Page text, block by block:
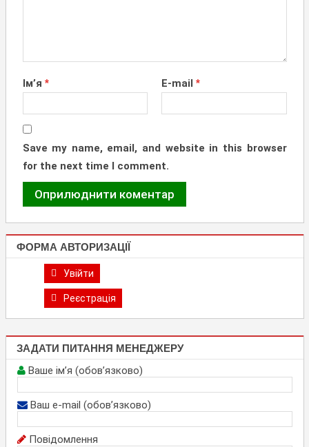
Ім’я * E-mail *
Save my name, email, and website in this browser
for the next time I comment.
ФОРМА АВТОРИЗАЦІЇ
Увійти
Реєстрація
ЗАДАТИ ПИТАННЯ МЕНЕДЖЕРУ
Ваше ім’я (обов’язково)
Ваш e-mail (обов’язково)
Повідомлення